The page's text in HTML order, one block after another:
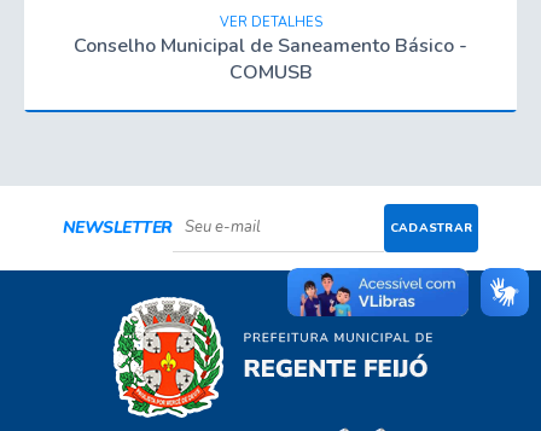
Conselho Municipal de Saneamento Básico -
COMUSB
VER DETALHES
NEWSLETTER CADASTRAR